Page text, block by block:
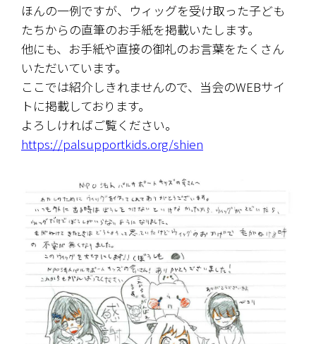
ほんの一例ですが、ウィッグを受け取った子ども
たちからの直筆のお手紙を掲載いたします。
他にも、お手紙や直接の御礼のお言葉をたくさん
いただいています。
ここでは紹介しきれませんので、当会のWEBサイ
トに掲載しております。
よろしければご覧ください。
https://palsupportkids.org/shien